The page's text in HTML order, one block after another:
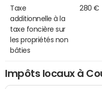
Taxe
additionnelle à la
taxe foncière sur
les propriétés non
bâties
280 €
Impôts locaux à